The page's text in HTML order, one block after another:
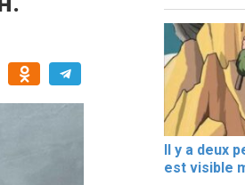
Il y a deux
est visible